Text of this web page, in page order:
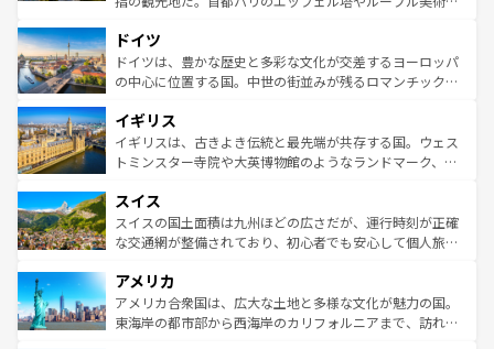
せる。地方によって風土や気候が異なるスペインはその個
性で訪れる人を魅了する。 なお、新着のスペイン情報は コ
ンテンツ一覧を参照してほしい。
で、幅広い魅力が詰まっている。華麗な宮殿、歴史的な大
聖堂、美しいビーチ、そして豊かな自然が、訪れる者を心
から魅了する。また、フランスは美食の国としても知ら
いる。シャンパンの発祥地であるランス、プロヴァンスの
香り高いラベンダー畑など、多彩な楽しみ方が可能だ。さ
らに、パリ以外の地域にも魅力が溢れており、どの街角に
れる地方に足を運ぶとそれぞれで全く異なる文化を体験で
きるだろう。 なお、新着のフランス情報はコンテンツ一覧
を参照してほしい。
ドイツ
ドイツは、豊かな歴史と多彩な文化が交差するヨーロッパ
の中心に位置する国。中世の街並みが残るロマンチック街
顔を持つこの国は、どこを歩いても飽きることがない。ベ
ルリンの文化的活気、バイエルン州のアルプスの絶景、そ
してライン川沿いのワイン畑といった風景は必見。ビール
は、お酒好きな人にはぜひ体験してほしい。 なお、新着の
ドイツ情報はコンテンツ一覧を参照してほしい。
イギリス
イギリスは、古きよき伝統と最先端が共存する国。ウェス
トミンスター寺院や大英博物館のようなランドマーク、歴
リアごとに異なる魅力がある。また、優雅なアフタヌーン
ティー、ビール好きにはたまらない英国パブ、サッカー観
戦など、本場だからこそできる体験も豊富。イギリスを旅
ンツ一覧を参照してほしい。
スイス
スイスの国土面積は九州ほどの広さだが、運行時刻が正確
な交通網が整備されており、初心者でも安心して個人旅行
の建物がそのまま残る町や、スイスならではのユニークな
博物館もあり、アルプス観光だけでなく町歩きも満喫する
ことができる。国民の所得が高いため物価も高いが、旅行
アメリカ
アメリカ合衆国は、広大な土地と多様な文化が魅力の国。
東海岸の都市部から西海岸のカリフォルニアまで、訪れる